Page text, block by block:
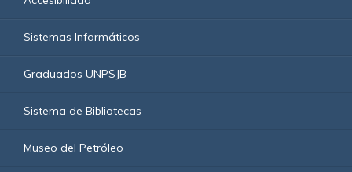
Sistemas Informáticos
Graduados UNPSJB
Sistema de Bibliotecas
Museo del Petróleo